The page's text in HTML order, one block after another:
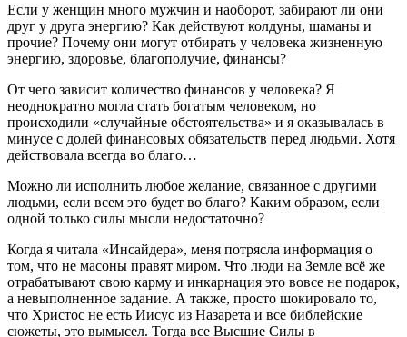
Если у женщин много мужчин и наоборот, забирают ли они
друг у друга энергию? Как действуют колдуны, шаманы и
прочие? Почему они могут отбирать у человека жизненную
энергию, здоровье, благополучие, финансы?
От чего зависит количество финансов у человека? Я
неоднократно могла стать богатым человеком, но
происходили «случайные обстоятельства» и я оказывалась в
минусе с долей финансовых обязательств перед людьми. Хотя
действовала всегда во благо…
Можно ли исполнить любое желание, связанное с другими
людьми, если всем это будет во благо? Каким образом, если
одной только силы мысли недостаточно?
Когда я читала «Инсайдера», меня потрясла информация о
том, что не масоны правят миром. Что люди на Земле всё же
отрабатывают свою карму и инкарнация это вовсе не подарок,
а невыполненное задание. А также, просто шокировало то,
что Христос не есть Иисус из Назарета и все библейские
сюжеты, это вымысел. Тогда все Высшие Силы в